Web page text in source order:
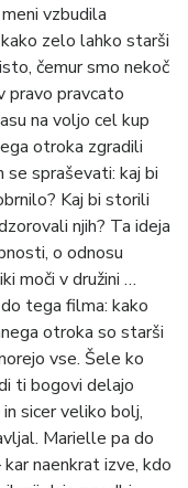
vzbudila
zelo lahko starši
čemur smo nekoč
pravo pravcato
na voljo cel kup
otroka zgradili
spraševati: kaj bi
Kaj bi storili
njih? Ta ideja
o odnosu
moči v družini …
tega filma: kako
otroka so starši
vse. Šele ko
ti bogovi delajo
sicer veliko bolj,
Marielle pa do
naenkrat izve, kdo